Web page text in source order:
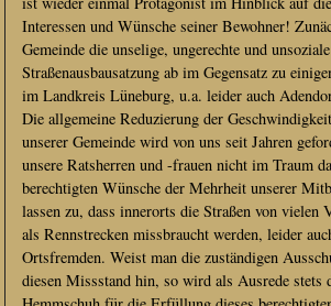
Interessen und Wünsche seiner Bewohner!
Gemeinde die unselige, ungerechte und unsoziale
Straßenausbausatzung ab im Gegensatz zu
im Landkreis Lüneburg, u.a. leider auch
Die allgemeine Reduzierung der
unserer Gemeinde wird von uns seit Jahren
unsere Ratsherren und -frauen nicht im Traum
berechtigten Wünsche der Mehrheit unserer
lassen zu, dass innerorts die Straßen von vielen
als Rennstrecken missbraucht werden, leider
Ortsfremden. Weist man die zuständigen
diesen Missstand hin, so wird als Ausrede stets